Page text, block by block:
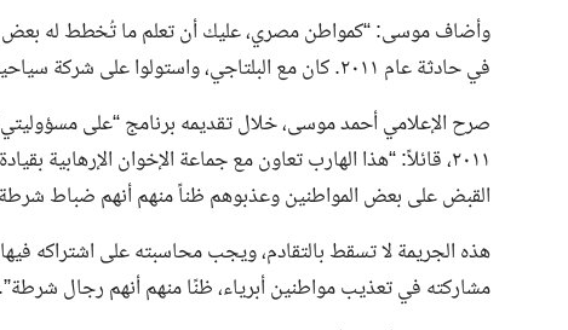
وأضاف موسى: “كمواطن مصري، عليك أن تعلم ما تُخطط له بعض
في حادثة عام ٢٠١١. كان مع البلتاجي، واستولوا على شركة سياحية في الميدان واختطفوا مواطنين وعذبوهم داخل المكتب”.
صرح الإعلامي أحمد موسى، خلال تقديمه برنامج “على
القبض على بعض المواطنين وعذبوهم ظناً منهم أنهم ضباط
هذه الجريمة لا تسقط بالتقادم، ويجب محاسبته على اشتراكه
مشاركته في تعذيب مواطنين أبرياء، ظنًا منهم أنهم رجال شرطة”.